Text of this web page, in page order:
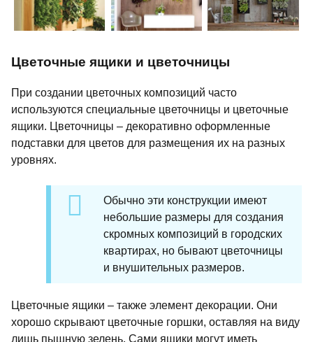
Цветочные ящики и цветочницы
При создании цветочных композиций часто
используются специальные цветочницы и цветочные
ящики. Цветочницы – декоративно оформленные
подставки для цветов для размещения их на разных
уровнях.
Обычно эти конструкции имеют
небольшие размеры для создания
скромных композиций в городских
квартирах, но бывают цветочницы
и внушительных размеров.
Цветочные ящики – также элемент декорации. Они
хорошо скрывают цветочные горшки, оставляя на виду
лишь пышную зелень. Сами ящики могут иметь